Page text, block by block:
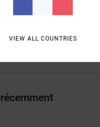
VIEW ALL COUNTRIES